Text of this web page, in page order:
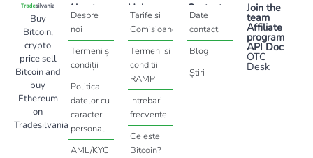
Buy
Bitcoin,
crypto
price sell
Bitcoin and
buy
Ethereum
on
Tradesilvania
About
Despre
noi
Termeni și
condiții
Politica
datelor cu
caracter
personal
AML/KYC
Help
Tarife si
Comisioane
Termeni si
conditii
RAMP
Intrebari
frecvente
Ce este
Bitcoin?
Contact
Date
contact
Blog
Știri
Join the
team
Affiliate
program
API Doc
OTC
Desk